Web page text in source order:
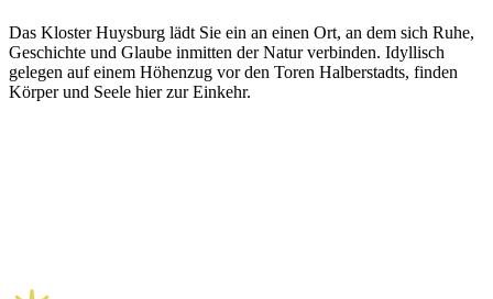
Das Kloster Huysburg lädt Sie ein an einen Ort, an dem sich Ruhe,
Geschichte und Glaube inmitten der Natur verbinden. Idyllisch
gelegen auf einem Höhenzug vor den Toren Halberstadts, finden
Körper und Seele hier zur Einkehr.